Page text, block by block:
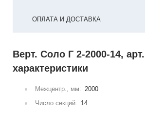
ОПЛАТА И ДОСТАВКА
Верт. Соло Г 2-2000-14,
характеристики
Межцентр., мм: 2000
Число секций: 14